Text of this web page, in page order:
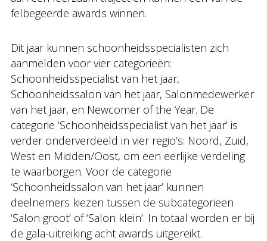
felbegeerde awards winnen.
Dit jaar kunnen schoonheidsspecialisten zich
aanmelden voor vier categorieën:
Schoonheidsspecialist van het jaar,
Schoonheidssalon van het jaar, Salonmedewerker
van het jaar, en Newcomer of the Year. De
categorie ‘Schoonheidsspecialist van het jaar’ is
verder onderverdeeld in vier regio’s: Noord, Zuid,
West en Midden/Oost, om een eerlijke verdeling
te waarborgen. Voor de categorie
‘Schoonheidssalon van het jaar’ kunnen
deelnemers kiezen tussen de subcategorieën
‘Salon groot’ of ‘Salon klein’. In totaal worden er bij
de gala-uitreiking acht awards uitgereikt.